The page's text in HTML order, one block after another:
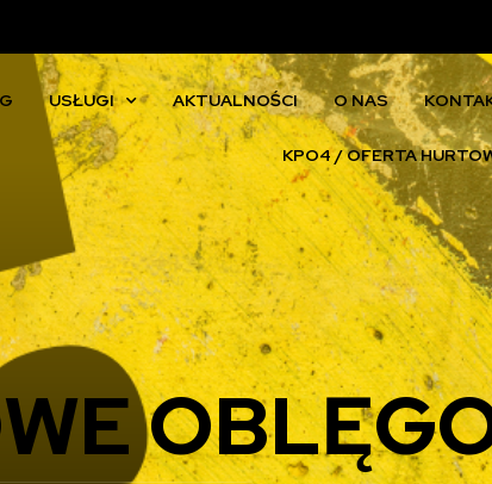
USŁUGI AKTUALNOŚCI O NAS
KPO4 / OFERTA